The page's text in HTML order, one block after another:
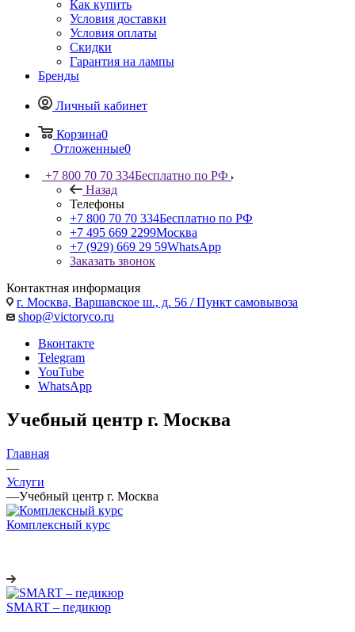
Как купить
Условия доставки
Условия оплаты
Скидки
Гарантия на лампы
Бренды
Личный кабинет
Корзина0
Отложенные0
+7 800 70 70 334Бесплатно по РФ
Назад
Телефоны
+7 800 70 70 334Бесплатно по РФ
+7 495 669 2299Москва
+7 (929) 669 29 59WhatsApp
Заказать звонок
Контактная информация
г. Москва, Варшавское ш., д. 56 / Пункт самовывоза
shop@victoryco.ru
Вконтакте
Telegram
YouTube
WhatsApp
Учебный центр г. Москва
Главная
—
Услуги
—Учебный центр г. Москва
Комплексный курс
SMART – педикюр